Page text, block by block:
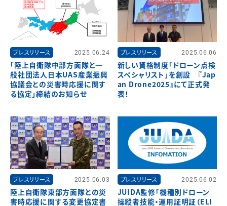
プレスリリース 2025.06.24
「陸上自衛隊中部方面隊と一
般社団法人日本UAS産業振興
協議会との災害時応援に関す
る協定」締結のお知らせ
プレスリリース 2025.06.06
新しい資格制度「ドローン点検
スペシャリスト」を創設 『Jap
an Drone2025』にて正式発
表！
プレスリリース 2025.06.03
陸上自衛隊東部方面隊との災
害時応援に関する変更協定書
プレスリリース 2025.06.02
JUIDA監修「機種別ドローン
操縦者技能・運用証明証（ELI